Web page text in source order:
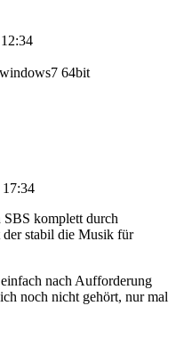
windows7 64bit
SBS komplett durch
der stabil die Musik für
nach Aufforderung
noch nicht gehört, nur mal